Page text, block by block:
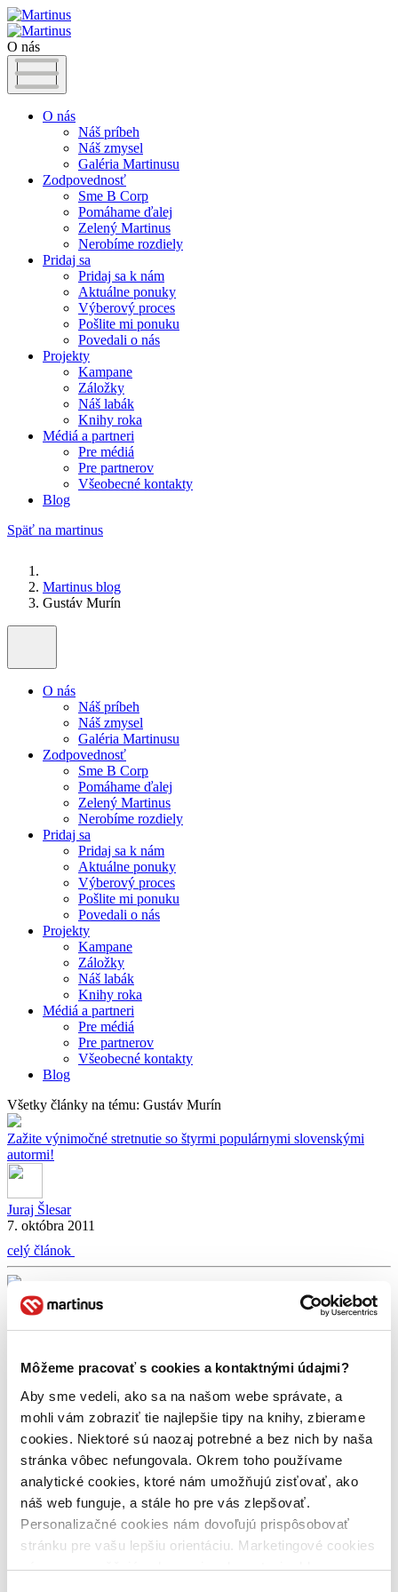
Môžeme pracovať s cookies a kontaktnými údajmi?
Aby sme vedeli, ako sa na našom webe správate, a
mohli vám zobraziť tie najlepšie tipy na knihy, zbierame
cookies. Niektoré sú naozaj potrebné a bez nich by naša
stránka vôbec nefungovala. Okrem toho používame
analytické cookies, ktoré nám umožňujú zisťovať, ako
náš web funguje, a stále ho pre vás zlepšovať.
Personalizačné cookies nám dovoľujú prispôsobovať
stránku pre vašu lepšiu orientáciu. Marketingové cookies
nám zas umožňujú zobrazenie relevantnej reklamy.
O nás
O nás
Náš príbeh
Náš zmysel
Galéria Martinusu
Zodpovednosť
Sme B Corp
Pomáhame ďalej
Zelený Martinus
Nerobíme rozdiely
Pridaj sa
Pridaj sa k nám
Aktuálne ponuky
Výberový proces
Pošlite mi ponuku
Povedali o nás
Projekty
Kampane
Záložky
Náš labák
Knihy roka
Médiá a partneri
Pre médiá
Pre partnerov
Všeobecné kontakty
Blog
Späť na martinus
Martinus blog
Gustáv Murín
O nás
Náš príbeh
Náš zmysel
Galéria Martinusu
Zodpovednosť
Sme B Corp
Pomáhame ďalej
Zelený Martinus
Nerobíme rozdiely
Pridaj sa
Pridaj sa k nám
Aktuálne ponuky
Výberový proces
Pošlite mi ponuku
Povedali o nás
Projekty
Kampane
Záložky
Náš labák
Knihy roka
Médiá a partneri
Pre médiá
Pre partnerov
Všeobecné kontakty
Blog
Všetky články na tému: Gustáv Murín
Zažite výnimočné stretnutie so štyrmi populárnymi slovenskými
autormi!
Juraj Šlesar
7. októbra 2011
celý článok
Dávid KičínGustáv Murín Max BrooksMikuláš
Černák
William Gibson
Knižné tipy: Svetová klasika, ktorá nenudí
8. novembra 2010
Tak a je to za nami! Len pred pár hodinami skončil najväčší knižný
veľtrh na Slovensku – Bibliotéka. Perfektná príležitosť, ako sa
stretnúť s našimi Martinusákmi. Napriek tomu, že sme štyri dni boli
neustále na nohách a vysvetľovali, radili, snažili sa pomôcť, pýtali
sa a samozrejme aj pozorne počúvali, únava akoby nás obchádzala.
Podobné stretnutia […]
celý článok